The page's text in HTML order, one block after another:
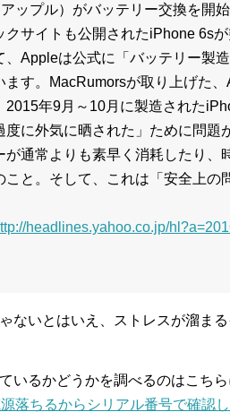
ップル）がバッテリー交換を開
クサイトも公開されたiPhone 6s
、Appleは公式に「バッテリー製
ます。MacRumorsが取り上げた
2015年9月～10月に製造された
度に外気に晒された」ために問題
が通常よりも素早く消耗したり、
こと。そして、これは「安全上の
headlines.yahoo.co.jp/
ないとはいえ、ストレスが溜ま
いるかどうかを調べるのはこちら
落ちるからシリアル番号で確認